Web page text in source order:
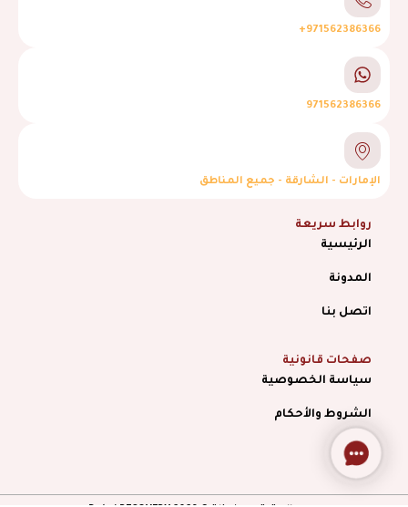
971562386366+
971562386366
الإمارات - الشارقة - جميع المناطق
روابط سريعة
الرئيسية
المدونة
اتصل بنا
صفحات قانونية
سياسة الخصوصية
الشروط والأحكام
Contact
Us